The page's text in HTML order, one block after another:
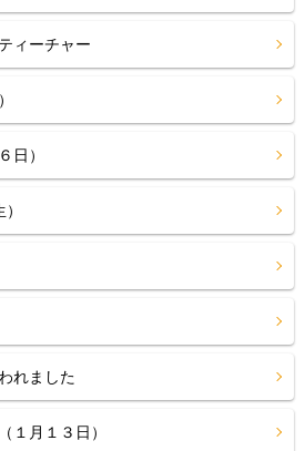
ィーチャー
日）
れました
１月１３日）